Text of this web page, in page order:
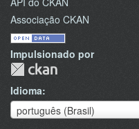
Associação CKAN
Impulsionado por
Idioma
português (Brasil)
Idioma